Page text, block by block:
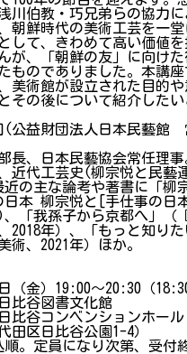
川伯教・巧兄弟らの協力
朝鮮時代の美術工芸を一
して、きわめて高い価値
が、「朝鮮の友」に向け
ものでありました。本講
美術館が設立された目的
その後について紹介したい
(公益財団法人日本民藝館
長、日本民藝協会常任理事
近代工芸史(柳宗悦と民藝
の主な論考や著書に「柳
日本 柳宗悦と[手仕事の日
、「我孫子から京都へ」（
2018年）、「もっと知り
術、2021年）ほか。
（金）19:00～20:30（
比谷図書文化館
コンベンションホール
日比谷公園1-4）
順。定員になり次第、受付